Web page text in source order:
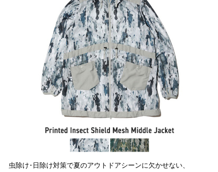
虫除け･日除け対策で夏のアウトドアシーンに欠かせない、